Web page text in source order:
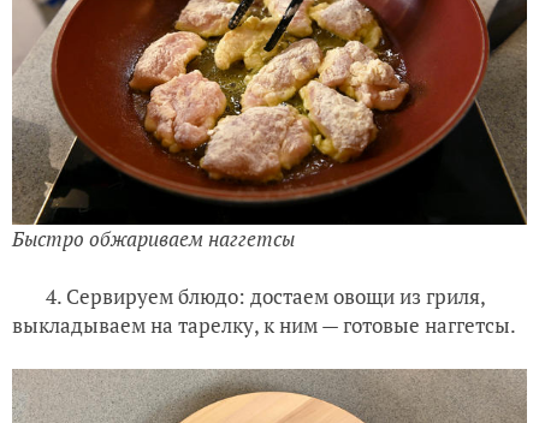
Быстро обжариваем наггетсы
4. Сервируем блюдо: достаем овощи из гриля,
выкладываем на тарелку, к ним — готовые наггетсы.